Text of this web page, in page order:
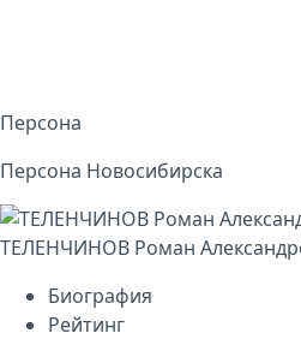
Персона
Персона Новосибирска
ТЕЛЕНЧИНОВ Роман
Биография
Рейтинг